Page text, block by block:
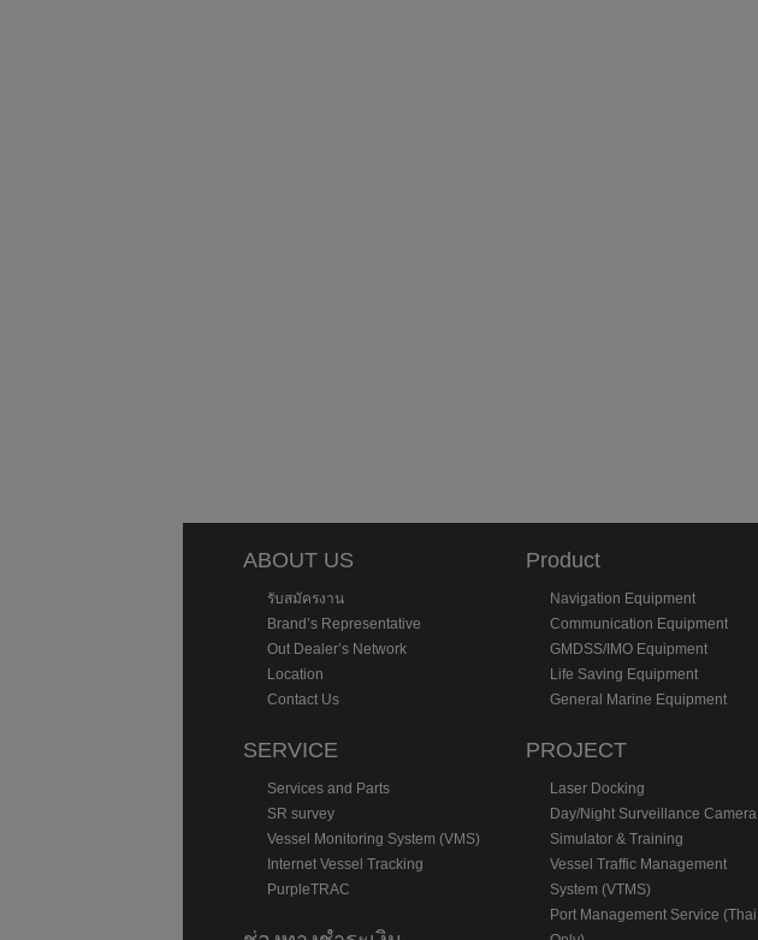
ABOUT US
รับสมัครงาน
Brand’s Representative
Out Dealer’s Network
Location
Contact Us
SERVICE
Services and Parts
SR survey
Vessel Monitoring System (VMS)
Internet Vessel Tracking
PurpleTRAC
Product
Navigation Equipment
Communication Equipment
GMDSS/IMO Equipment
Life Saving Equipment
General Marine Equipment
PROJECT
Laser Docking
Day/Night Surveillance Camera
Simulator & Training
Vessel Traffic Management
System (VTMS)
Port Management Service (Thai